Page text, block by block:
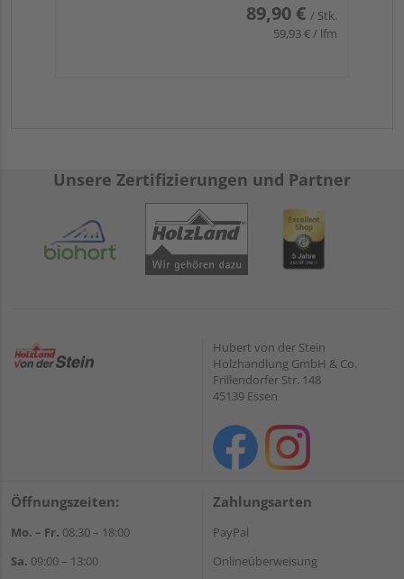
89,90 € / Stk.
59,93 € / lfm
Unsere Zertifizierungen und Partner
Hubert von der Stein
Holzhandlung GmbH & Co.
Frillendorfer Str. 148
45139 Essen
Öffnungszeiten:
Mo. – Fr. 08:30 – 18:00
Sa. 09:00 – 13:00
Zahlungsarten
PayPal
Onlineüberweisung